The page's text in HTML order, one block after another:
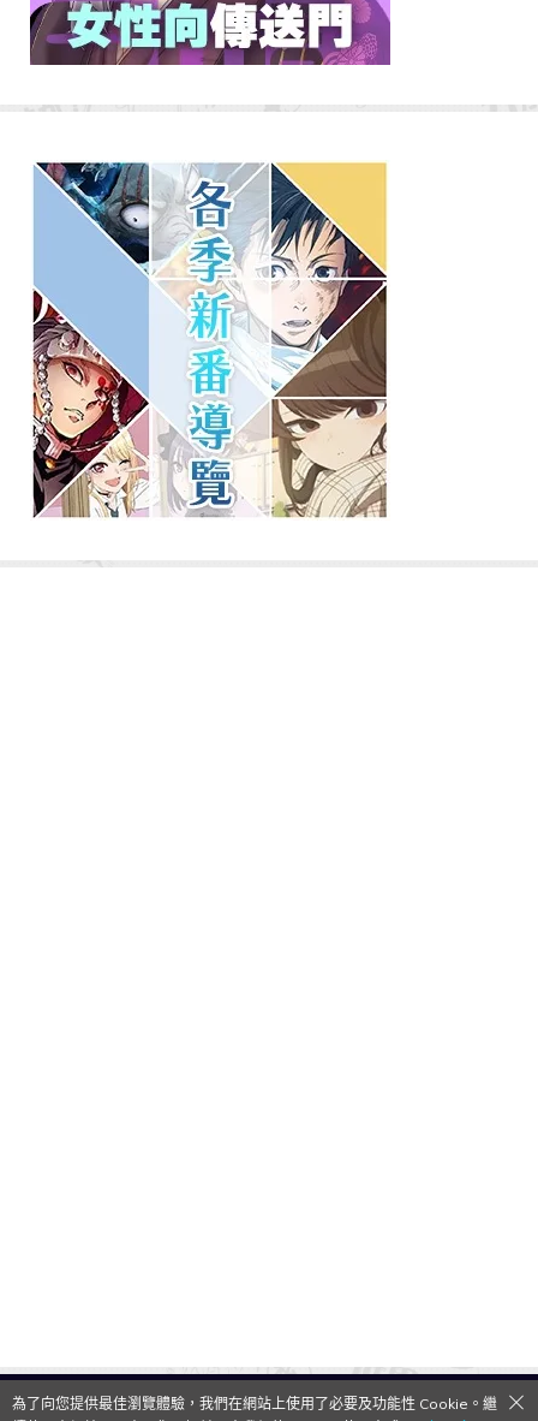
QooApp Limited © 2026
為了向您提供最佳瀏覽體驗，我們在網站上使用了必要及功能性 Cookie。繼